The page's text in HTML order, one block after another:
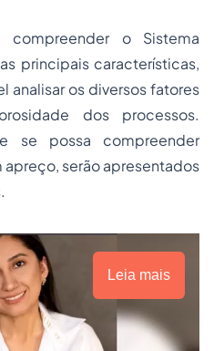
o Sistema
principais características,
analisar os diversos fatores
dos processos.
se possa compreender
serão apresentados
Leia mais